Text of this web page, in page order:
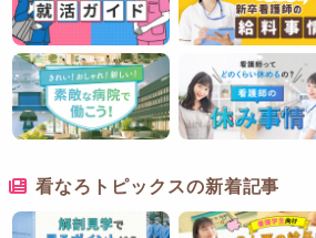
看なろトピックスの新着記事